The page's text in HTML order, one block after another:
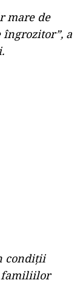
mare de
îngrozitor”, a
condiții
familiilor